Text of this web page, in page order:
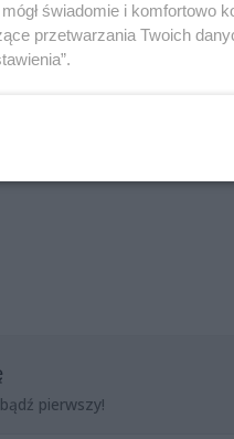
tak jak Ziemia dla
pierwszy!
świadomie i komfortowo
przetwarzania Twoich